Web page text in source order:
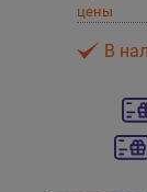
цены
В
Бишкек